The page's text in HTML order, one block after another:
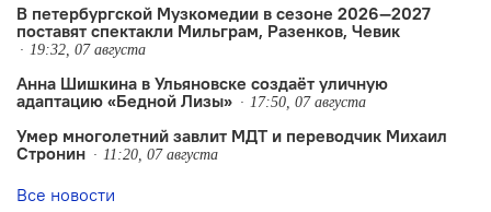
В петербургской Музкомедии в сезоне 2026—2027
поставят спектакли Мильграм, Разенков, Чевик
19:32, 07 августа
Анна Шишкина в Ульяновске создаëт уличную
адаптацию «Бедной Лизы»
17:50, 07 августа
Умер многолетний завлит МДТ и переводчик Михаил
Стронин
11:20, 07 августа
Все новости